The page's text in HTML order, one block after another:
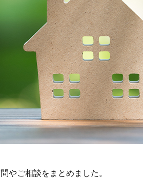
やご相談をまとめました。